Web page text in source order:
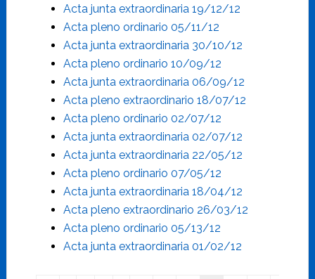
Acta junta extraordinaria 19/12/12
Acta pleno ordinario 05/11/12
Acta junta extraordinaria 30/10/12
Acta pleno ordinario 10/09/12
Acta junta extraordinaria 06/09/12
Acta pleno extraordinario 18/07/12
Acta pleno ordinario 02/07/12
Acta junta extraordinaria 02/07/12
Acta junta extraordinaria 22/05/12
Acta pleno ordinario 07/05/12
Acta junta extraordinaria 18/04/12
Acta pleno extraordinario 26/03/12
Acta pleno ordinario 05/13/12
Acta junta extraordinaria 01/02/12